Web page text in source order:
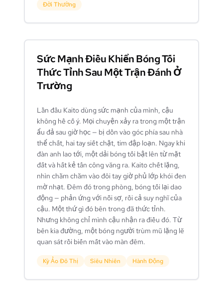
Đời Thường
Sức Mạnh Điều Khiển Bóng Tối
Thức Tỉnh Sau Một Trận Đánh Ở
Trường
Lần đầu Kaito dùng sức mạnh của mình, cậu
không hề cố ý. Mọi chuyện xảy ra trong một trận
ẩu đả sau giờ học — bị dồn vào góc phía sau nhà
thể chất, hai tay siết chặt, tim đập loạn. Ngay khi
đàn anh lao tới, một dải bóng tối bật lên từ mặt
đất và hất kẻ tấn công văng ra. Kaito chết lặng,
nhìn chằm chằm vào đôi tay giờ phủ lớp khói đen
mờ nhạt. Đêm đó trong phòng, bóng tối lại dao
động — phản ứng với nỗi sợ, rồi cả suy nghĩ của
cậu. Một thứ gì đó bên trong đã thức tỉnh.
Nhưng không chỉ mình cậu nhận ra điều đó. Từ
bên kia đường, một bóng người trùm mũ lặng lẽ
quan sát rồi biến mất vào màn đêm.
Kỳ Ảo Đô Thị Siêu Nhiên Hành Động